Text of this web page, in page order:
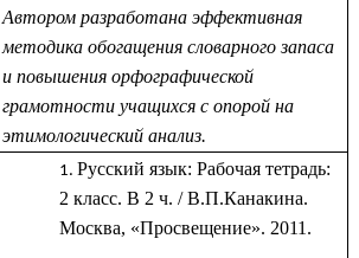
Автором разработана эффективная
методика обогащения словарного запаса
и повышения орфографической
грамотности учащихся с опорой на
этимологический анализ.
Русский язык: Рабочая тетрадь:
2 класс. В 2 ч. / В.П.Канакина.
Москва, «Просвещение». 2011.